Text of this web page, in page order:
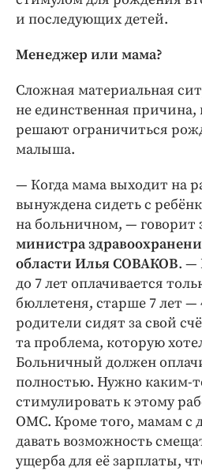
и последующих детей.
Менеджер или мама?
Сложная материальная
не единственная
решают ограничиться
малыша.
— Когда мама выходит на
вынуждена сидеть с
на больничном, — ​говорит
министра
области Илья СОВАКОВ. —
до 7 лет оплачивается
бюллетеня, старше 7 лет —
родители сидят за свой
та проблема, которую
Больничный должен
полностью. Нужно каким-
стимулировать к этому
ОМС. Кроме того, мамам с
давать возможность
ущерба для её зарплаты,